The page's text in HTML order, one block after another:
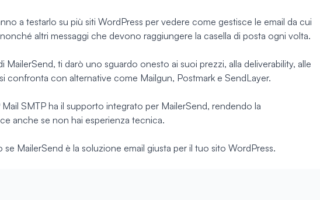
a testarlo su più siti WordPress per vedere come gestisce le email da cui
altri messaggi che devono raggiungere la casella di posta ogni volta.
MailerSend, ti darò uno sguardo onesto ai suoi prezzi, alla deliverability, alle
confronta con alternative come Mailgun, Postmark e SendLayer.
SMTP ha il supporto integrato per MailerSend, rendendo la
anche se non hai esperienza tecnica.
se MailerSend è la soluzione email giusta per il tuo sito WordPress.